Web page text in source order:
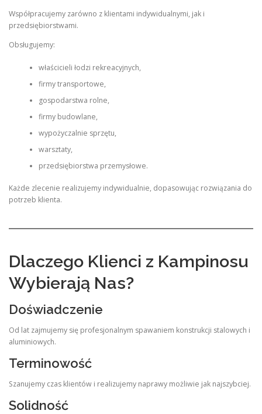
Współpracujemy zarówno z klientami indywidualnymi, jak i
przedsiębiorstwami.
Obsługujemy:
właścicieli łodzi rekreacyjnych,
firmy transportowe,
gospodarstwa rolne,
firmy budowlane,
wypożyczalnie sprzętu,
warsztaty,
przedsiębiorstwa przemysłowe.
Każde zlecenie realizujemy indywidualnie, dopasowując rozwiązania do
potrzeb klienta.
Dlaczego Klienci z Kampinosu
Wybierają Nas?
Doświadczenie
Od lat zajmujemy się profesjonalnym spawaniem konstrukcji stalowych i
aluminiowych.
Terminowość
Szanujemy czas klientów i realizujemy naprawy możliwie jak najszybciej.
Solidność